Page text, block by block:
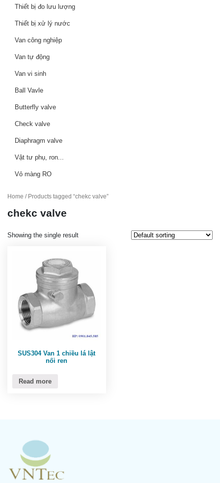
Thiết bị đo lưu lượng
Thiết bị xử lý nước
Van công nghiệp
Van tự động
Van vi sinh
Ball Vavle
Butterfly valve
Check valve
Diaphragm valve
Vật tư phụ, ron...
Vỏ màng RO
Home / Products tagged “chekc valve”
chekc valve
Showing the single result
SUS304 Van 1 chiều lá lật
nối ren
Read more